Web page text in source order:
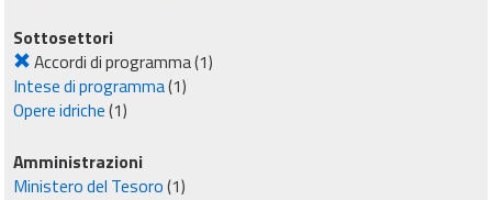
Sottosettori
Accordi di programma(1)
Intese di programma(1)
Opere idriche(1)
Amministrazioni
Ministero del Tesoro(1)